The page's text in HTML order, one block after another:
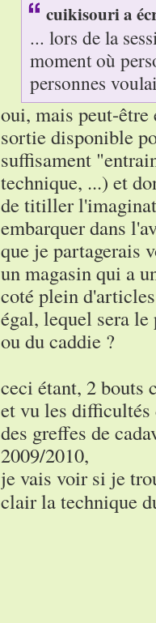
cuikisouri a
... lors de la
moment où
personnes
oui, mais peut-être
sortie disponible
suffisament
technique, ...) et
de titiller
embarquer dans
que je partagerais
un magasin qui a
coté plein
égal, lequel sera
ou du caddie ?
ceci étant, 2 bouts
et vu les difficultés
des greffes de
2009/2010,
je vais voir si je
clair la technique